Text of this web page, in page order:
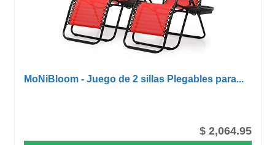
MoNiBloom - Juego de 2 sillas Plegables para...
$ 2,064.95